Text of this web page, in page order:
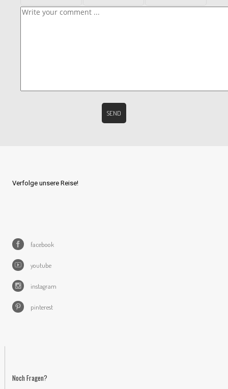
Verfolge unsere Reise!
facebook
youtube
instagram
pinterest
Noch Fragen?